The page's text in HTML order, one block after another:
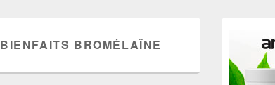
BIENFAITS BROMÉLAÏNE
widget
pour